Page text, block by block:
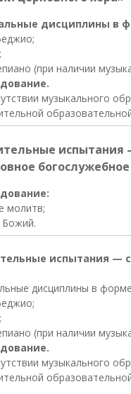
дисциплины в
(при наличии
музыкального
молитв;
Божий.
испытания —
дисциплины в форме
(при наличии
музыкального